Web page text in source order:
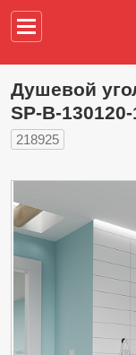
Душевой
SP-B-
218925